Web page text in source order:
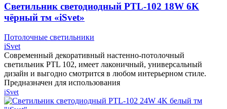
Cветильник светодиодный PTL-102 18W 6K
чёрный тм «iSvet»
Потолочные светильники
iSvet
Современный декоративный настенно-потолочный
светильник PTL 102, имеет лаконичный, универсальный
дизайн и выгодно смотрится в любом интерьерном стиле.
Предназначен для использования
iSvet